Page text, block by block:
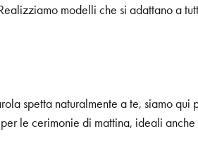
modelli che si adattano a
spetta naturalmente a te, siamo qui
le cerimonie di mattina, ideali